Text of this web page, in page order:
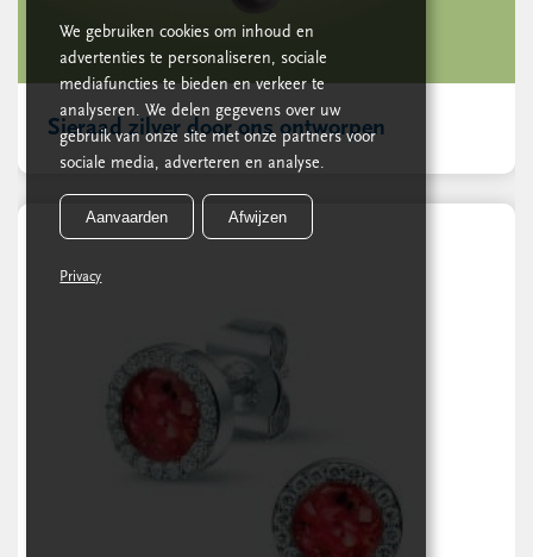
Sieraad zilver door ons ontworpen
We gebruiken cookies om inhoud en
advertenties te personaliseren, sociale
mediafuncties te bieden en verkeer te
analyseren. We delen gegevens over uw
gebruik van onze site met onze partners voor
sociale media, adverteren en analyse.
Aanvaarden Afwijzen
Privacy